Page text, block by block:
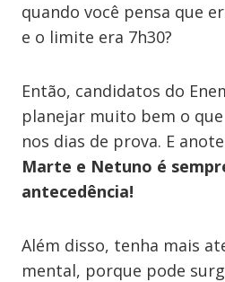
quando você pensa que
e o limite era 7h30?
Então, candidatos do
planejar muito bem o
nos dias de prova. E
Marte e Netuno é
antecedência!
Além disso, tenha mais
mental, porque pode